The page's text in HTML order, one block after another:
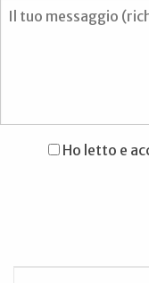
Ho letto e